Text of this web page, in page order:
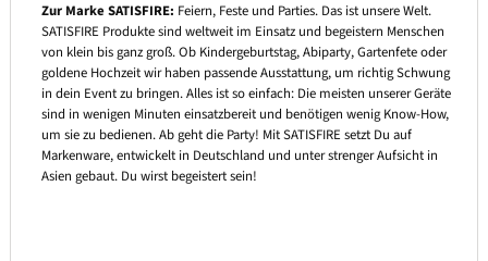
Zur Marke SATISFIRE: Feiern, Feste und Parties. Das ist unsere Welt.
SATISFIRE Produkte sind weltweit im Einsatz und begeistern Menschen
von klein bis ganz groß. Ob Kindergeburtstag, Abiparty, Gartenfete oder
goldene Hochzeit wir haben passende Ausstattung, um richtig Schwung
in dein Event zu bringen. Alles ist so einfach: Die meisten unserer Geräte
sind in wenigen Minuten einsatzbereit und benötigen wenig Know-How,
um sie zu bedienen. Ab geht die Party! Mit SATISFIRE setzt Du auf
Markenware, entwickelt in Deutschland und unter strenger Aufsicht in
Asien gebaut. Du wirst begeistert sein!